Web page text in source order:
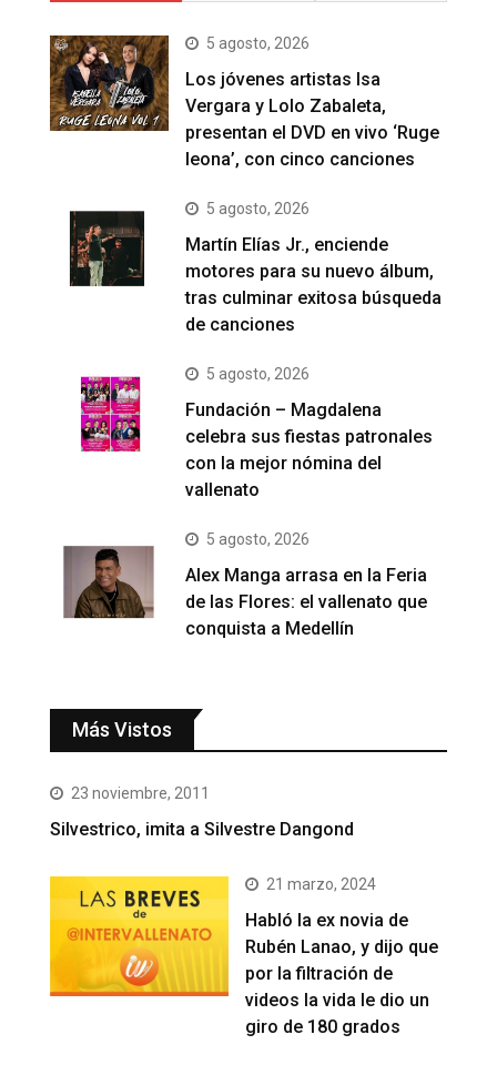
5 agosto, 2026
Los jóvenes artistas Isa
Vergara y Lolo Zabaleta,
presentan el DVD en vivo ‘Ruge
leona’, con cinco canciones
5 agosto, 2026
Martín Elías Jr., enciende
motores para su nuevo álbum,
tras culminar exitosa búsqueda
de canciones
5 agosto, 2026
Fundación – Magdalena
celebra sus fiestas patronales
con la mejor nómina del
vallenato
5 agosto, 2026
Alex Manga arrasa en la Feria
de las Flores: el vallenato que
conquista a Medellín
Más Vistos
23 noviembre, 2011
Silvestrico, imita a Silvestre Dangond
21 marzo, 2024
Habló la ex novia de
Rubén Lanao, y dijo que
por la filtración de
videos la vida le dio un
giro de 180 grados